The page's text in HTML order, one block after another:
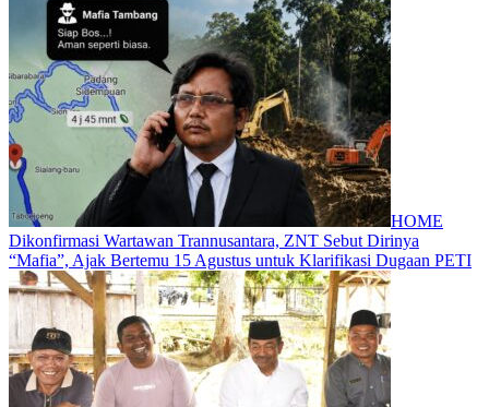
HOME
Dikonfirmasi Wartawan Trannusantara, ZNT Sebut Dirinya
“Mafia”, Ajak Bertemu 15 Agustus untuk Klarifikasi Dugaan PETI